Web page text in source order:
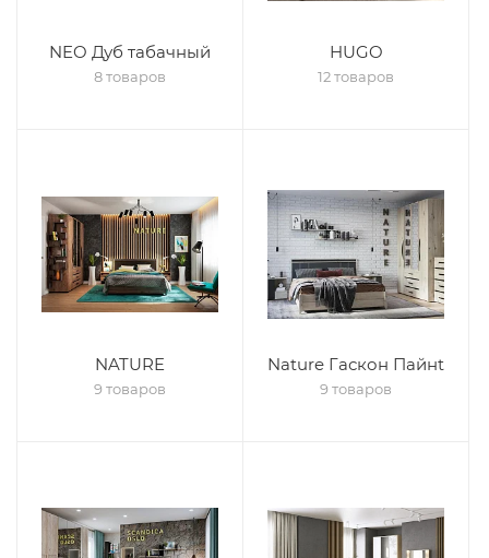
NEO Дуб табачный
8 товаров
HUGO
12 товаров
NATURE
9 товаров
Nature Гаскон Пайнt
9 товаров